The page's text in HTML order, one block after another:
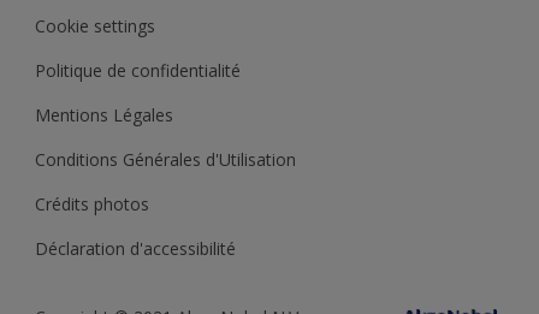
Cookie settings
Politique de confidentialité
Mentions Légales
Conditions Générales d'Utilisation
Crédits photos
Déclaration d'accessibilité